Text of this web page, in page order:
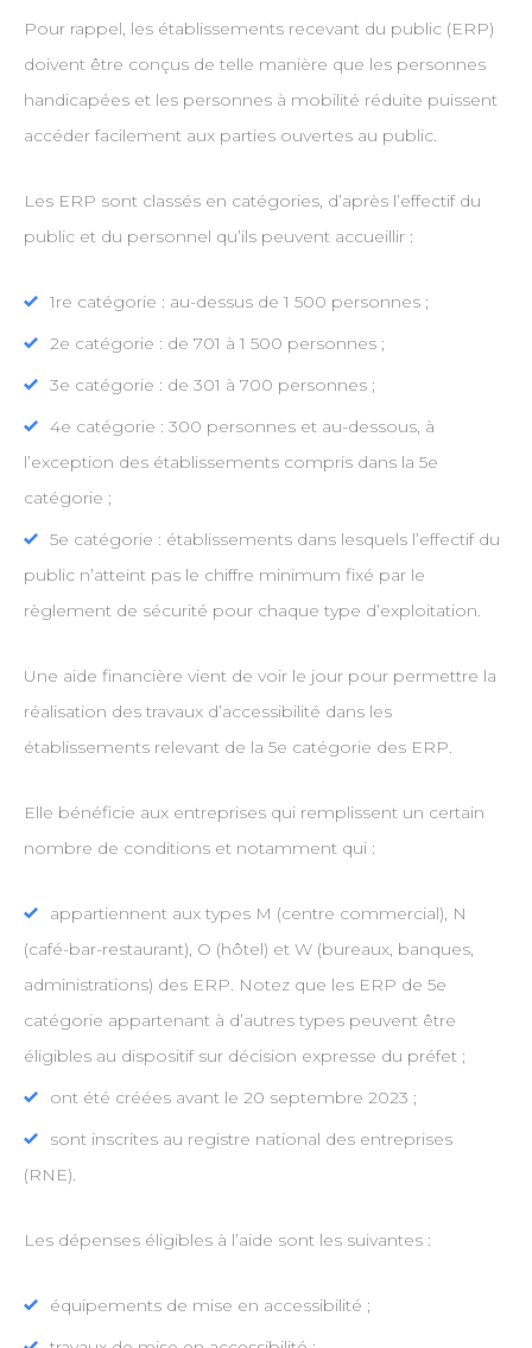
Pour rappel, les établissements recevant du public (ERP)
doivent être conçus de telle manière que les personnes
handicapées et les personnes à mobilité réduite puissent
accéder facilement aux parties ouvertes au public.
Les ERP sont classés en catégories, d’après l’effectif du
public et du personnel qu’ils peuvent accueillir :
1re catégorie : au-dessus de 1 500 personnes ;
2e catégorie : de 701 à 1 500 personnes ;
3e catégorie : de 301 à 700 personnes ;
4e catégorie : 300 personnes et au-dessous, à
l’exception des établissements compris dans la 5e
catégorie ;
5e catégorie : établissements dans lesquels l’effectif du
public n’atteint pas le chiffre minimum fixé par le
règlement de sécurité pour chaque type d’exploitation.
Une aide financière vient de voir le jour pour permettre la
réalisation des travaux d’accessibilité dans les
établissements relevant de la 5e catégorie des ERP.
Elle bénéficie aux entreprises qui remplissent un certain
nombre de conditions et notamment qui :
appartiennent aux types M (centre commercial), N
(café-bar-restaurant), O (hôtel) et W (bureaux, banques,
administrations) des ERP. Notez que les ERP de 5e
catégorie appartenant à d’autres types peuvent être
éligibles au dispositif sur décision expresse du préfet ;
ont été créées avant le 20 septembre 2023 ;
sont inscrites au registre national des entreprises
(RNE).
Les dépenses éligibles à l’aide sont les suivantes :
équipements de mise en accessibilité ;